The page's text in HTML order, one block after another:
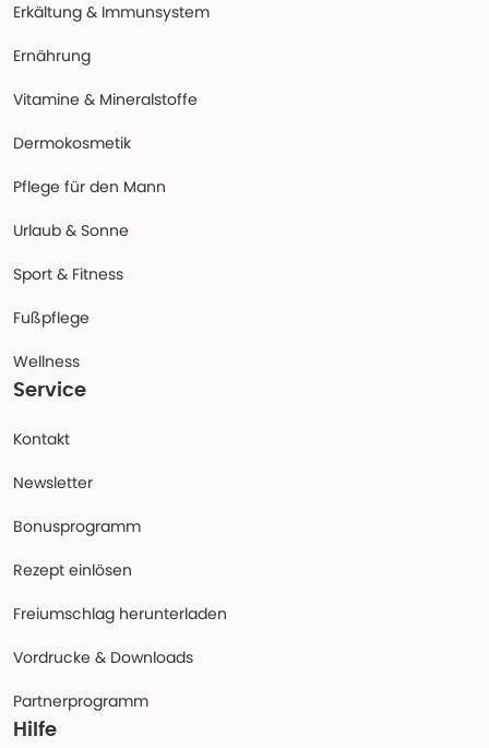
Erkältung & Immunsystem
Ernährung
Vitamine & Mineralstoffe
Dermokosmetik
Pflege für den Mann
Urlaub & Sonne
Sport & Fitness
Fußpflege
Wellness
Service
Kontakt
Newsletter
Bonusprogramm
Rezept einlösen
Freiumschlag herunterladen
Vordrucke & Downloads
Partnerprogramm
Hilfe